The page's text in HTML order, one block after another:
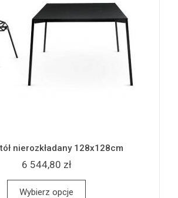
nierozkładany 128x128cm
6 544,80 zł
Wybierz opcje